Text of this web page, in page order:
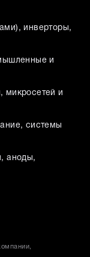
инверторы,
и
микросетей и
системы
аноды,